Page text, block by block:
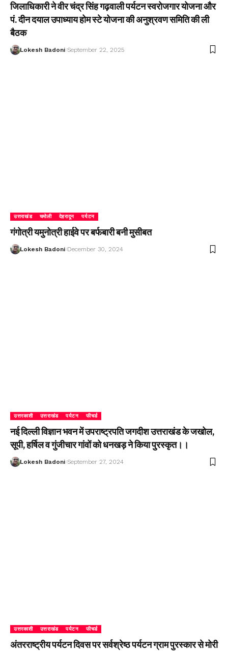
जिलाधिकारी ने वीर चंद्र सिंह गढ़वाली पर्यटन स्वरोजगार योजना और
पं. दीन दयाल उपाध्याय होम स्टे योजना की अनुश्रवण समिति की ली
बैठक
Lokesh Badoni September 22, 2025
उत्तराखंड चमोली देहरादून पर्यटन
गंगोत्री यमुनोत्री हाईवे पर बर्फबारी बनी मुसीबत
Lokesh Badoni December 30, 2024
उत्तरकाशी उत्तराखंड पर्यटन फीचर्ड
नई दिल्ली विज्ञान भवन में उपराष्ट्रपति जगदीश उत्तराखंड के जखोल,
सूपी, हर्षिल व गुंजीचार गांवों को धनखड़ ने किया पुरस्कृत।।
Lokesh Badoni September 27, 2024
उत्तरकाशी उत्तराखंड पर्यटन फीचर्ड
अंतरराष्ट्रीय पर्यटन दिवस पर सर्वश्रेष्ठ पर्यटन ग्राम पुरस्कार से मोरी